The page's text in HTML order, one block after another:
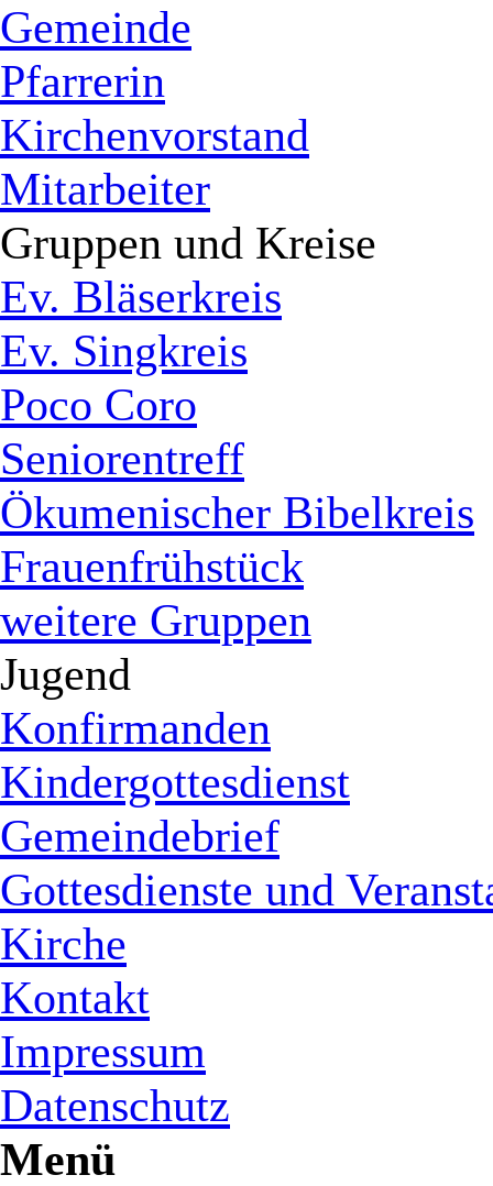
Gemeinde
Pfarrerin
Kirchenvorstand
Mitarbeiter
Gruppen und Kreise
Ev. Bläserkreis
Ev. Singkreis
Poco Coro
Seniorentreff
Ökumenischer Bibelkreis
Frauenfrühstück
weitere Gruppen
Jugend
Konfirmanden
Kindergottesdienst
Gemeindebrief
Gottesdienste und
Kirche
Kontakt
Impressum
Datenschutz
Menü